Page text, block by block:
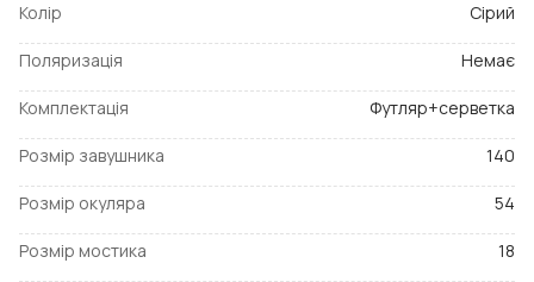
Колір Сірий
Поляризація Немає
Комплектація Футляр+серветка
Розмір завушника 140
Розмір окуляра 54
Розмір мостика 18